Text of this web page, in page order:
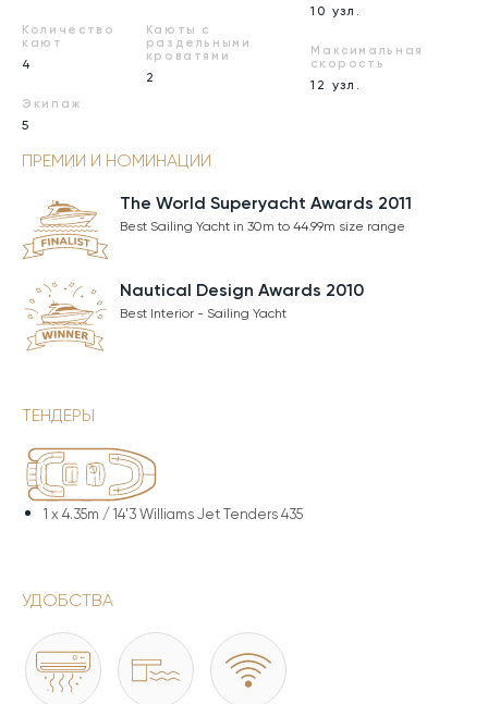
Количество
кают
4
Экипаж
5
Каюты с
раздельными
кроватями
2
10 узл.
Максимальная
скорость
12 узл.
ПРЕМИИ И НОМИНАЦИИ
The World Superyacht Awards 2011
Best Sailing Yacht in 30m to 44.99m size range
Nautical Design Awards 2010
Best Interior - Sailing Yacht
ТЕНДЕРЫ
1 x 4.35m / 14'3 Williams Jet Tenders 435
УДОБСТВА